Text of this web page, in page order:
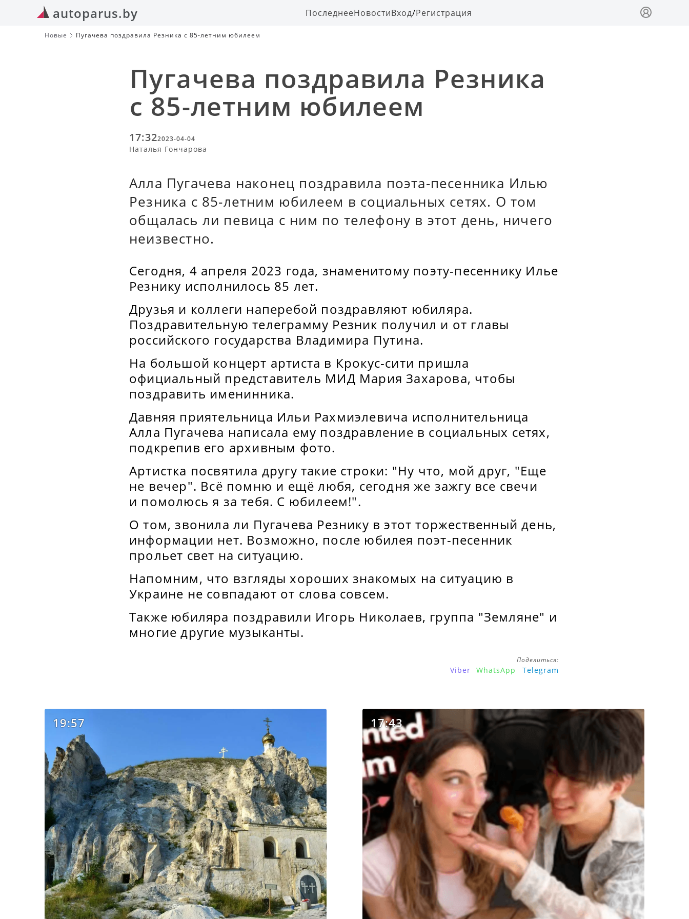
autoparus.by ПоследнееНовостиВход/Регистрация
Новые Пугачева поздравила Резника с 85-летним юбилеем
Пугачева поздравила Резника
с 85-летним юбилеем
17:322023-04-04
Наталья Гончарова
Алла Пугачева наконец поздравила поэта-песенника Илью
Резника с 85-летним юбилеем в социальных сетях. О том
общалась ли певица с ним по телефону в этот день, ничего
неизвестно.
Сегодня, 4 апреля 2023 года, знаменитому поэту-песеннику Илье
Резнику исполнилось 85 лет.
Друзья и коллеги наперебой поздравляют юбиляра.
Поздравительную телеграмму Резник получил и от главы
российского государства Владимира Путина.
На большой концерт артиста в Крокус-сити пришла
официальный представитель МИД Мария Захарова, чтобы
поздравить именинника.
Давняя приятельница Ильи Рахмиэлевича исполнительница
Алла Пугачева написала ему поздравление в социальных сетях,
подкрепив его архивным фото.
Артистка посвятила другу такие строки: "Ну что, мой друг, "Еще
не вечер". Всё помню и ещё любя, сегодня же зажгу все свечи
и помолюсь я за тебя. С юбилеем!".
О том, звонила ли Пугачева Резнику в этот торжественный день,
информации нет. Возможно, после юбилея поэт-песенник
прольет свет на ситуацию.
Напомним, что взгляды хороших знакомых на ситуацию в
Украине не совпадают от слова совсем.
Также юбиляра поздравили Игорь Николаев, группа "Земляне" и
многие другие музыканты.
Поделиться:
Viber WhatsApp Telegram
19:57 17:43